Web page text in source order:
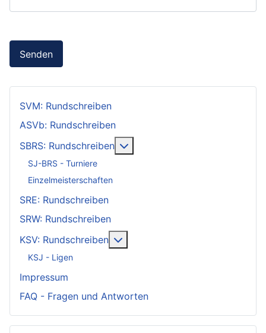
Senden
SVM: Rundschreiben
ASVb: Rundschreiben
SBRS: Rundschreiben
SJ-BRS - Turniere
Einzelmeisterschaften
SRE: Rundschreiben
SRW: Rundschreiben
KSV: Rundschreiben
KSJ - Ligen
Impressum
FAQ - Fragen und Antworten